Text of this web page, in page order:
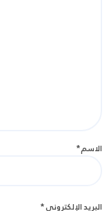
الاسم*
البريد الإلكتروني*